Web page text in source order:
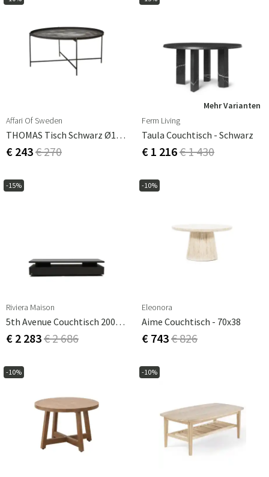
Affari Of Sweden
THOMAS Tisch Schwarz Ø102 Cm
€ 243€ 270
Mehr Varianten
Ferm Living
Taula Couchtisch - Schwarz
€ 1 216€ 1 430
-15%
Riviera Maison
5th Avenue Couchtisch 200x70 Cm
€ 2 283€ 2 686
-10%
Eleonora
Aime Couchtisch - 70x38
€ 743€ 826
-10% -10%